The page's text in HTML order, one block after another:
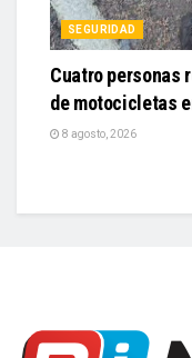
SEGURIDAD
Cuatro personas
de motocicletas
8 agosto, 2026